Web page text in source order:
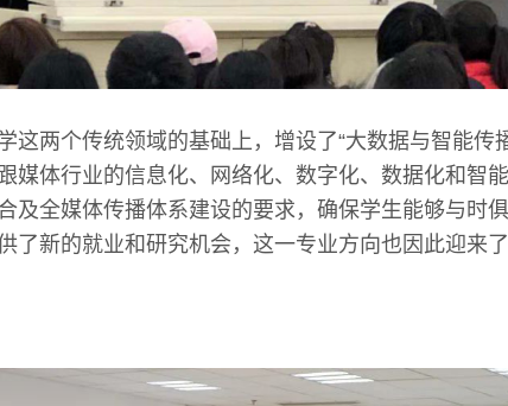
这两个传统领域的基础上，增设了“大数据与智能传
媒体行业的信息化、网络化、数字化、数据化和智
及全媒体传播体系建设的要求，确保学生能够与时
了新的就业和研究机会，这一专业方向也因此迎来了